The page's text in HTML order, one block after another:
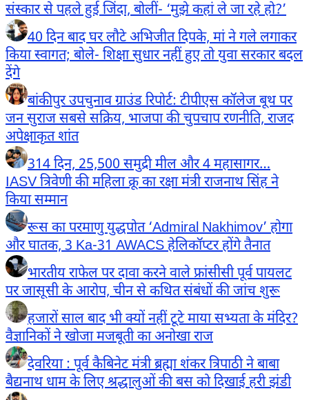
संस्कार से पहले हुई जिंदा, बोलीं- ‘मुझे कहां ले जा रहे हो?’
40 दिन बाद घर लौटे अभिजीत दिपके, मां ने गले लगाकर
किया स्वागत; बोले- शिक्षा सुधार नहीं हुए तो युवा सरकार बदल
देंगे
बांकीपुर उपचुनाव ग्राउंड रिपोर्ट: टीपीएस कॉलेज बूथ पर
जन सुराज सबसे सक्रिय, भाजपा की चुपचाप रणनीति, राजद
अपेक्षाकृत शांत
314 दिन, 25,500 समुद्री मील और 4 महासागर…
IASV त्रिवेणी की महिला क्रू का रक्षा मंत्री राजनाथ सिंह ने
किया सम्मान
रूस का परमाणु युद्धपोत ‘Admiral Nakhimov’ होगा
और घातक, 3 Ka-31 AWACS हेलिकॉप्टर होंगे तैनात
भारतीय राफेल पर दावा करने वाले फ्रांसीसी पूर्व पायलट
पर जासूसी के आरोप, चीन से कथित संबंधों की जांच शुरू
हजारों साल बाद भी क्यों नहीं टूटे माया सभ्यता के मंदिर?
वैज्ञानिकों ने खोजा मजबूती का अनोखा राज
देवरिया : पूर्व कैबिनेट मंत्री ब्रह्मा शंकर त्रिपाठी ने बाबा
बैद्यनाथ धाम के लिए श्रद्धालुओं की बस को दिखाई हरी झंडी